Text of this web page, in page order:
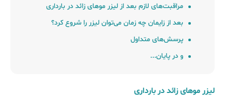
مراقبت‌های لازم بعد از لیزر موهای زائد در بارداری
بعد از زایمان چه زمان می‌توان لیزر را شروع کرد؟
پرسش‌های متداول
و در پایان...
لیزر موهای زائد در بارداری